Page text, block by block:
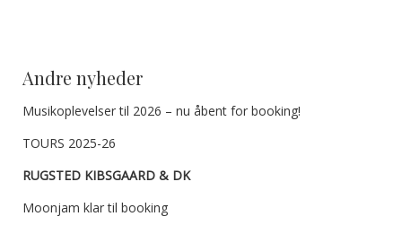
Andre nyheder
Musikoplevelser til 2026 – nu åbent for booking!
TOURS 2025-26
RUGSTED KIBSGAARD & DK
Moonjam klar til booking